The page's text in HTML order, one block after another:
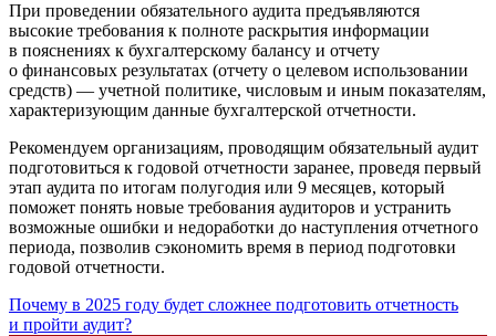
При проведении обязательного аудита предъявляются
высокие требования к полноте раскрытия информации
в пояснениях к бухгалтерскому балансу и отчету
о финансовых результатах (отчету о целевом использовании
средств) — учетной политике, числовым и иным показателям,
характеризующим данные бухгалтерской отчетности.
Рекомендуем организациям, проводящим обязательный аудит
подготовиться к годовой отчетности заранее, проведя первый
этап аудита по итогам полугодия или 9 месяцев, который
поможет понять новые требования аудиторов и устранить
возможные ошибки и недоработки до наступления отчетного
периода, позволив сэкономить время в период подготовки
годовой отчетности.
Почему в 2025 году будет сложнее подготовить отчетность
и пройти аудит?